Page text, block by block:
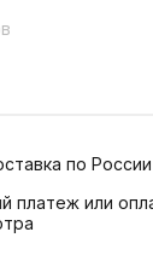
по
платеж или